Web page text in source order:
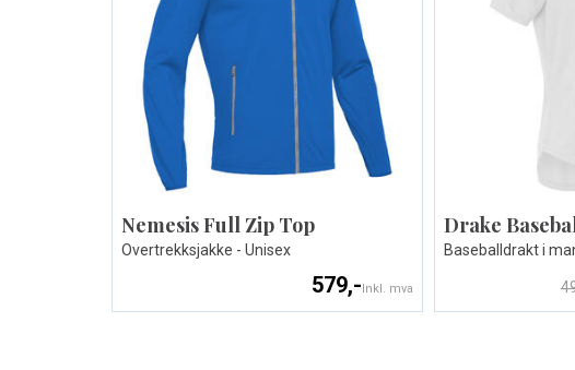
Nemesis Full Zip Top
Overtrekksjakke - Unisex
579,-Inkl. mva
Drake
Baseballdrakt i